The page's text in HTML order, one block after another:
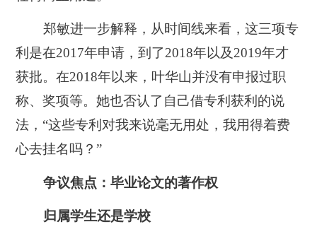
郑敏进一步解释，从时间线来看，这三项专
利是在2017年申请，到了2018年以及2019年才
获批。在2018年以来，叶华山并没有申报过职
称、奖项等。她也否认了自己借专利获利的说
法，“这些专利对我来说毫无用处，我用得着费
心去挂名吗？”
争议焦点：毕业论文的著作权
归属学生还是学校